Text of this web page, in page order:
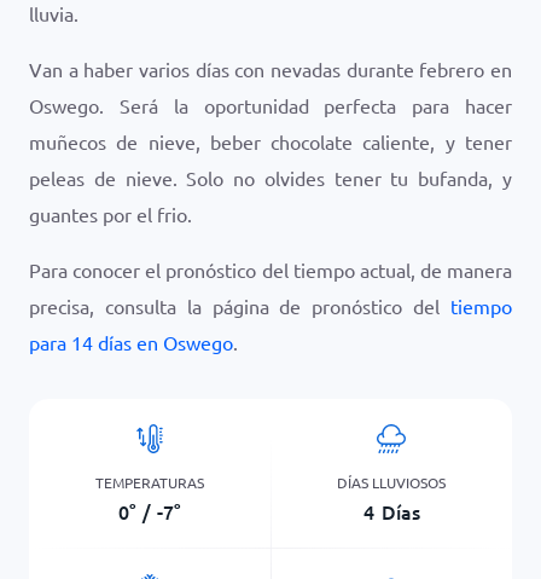
lluvia.
Van a haber varios días con nevadas durante febrero en
Oswego. Será la oportunidad perfecta para hacer
muñecos de nieve, beber chocolate caliente, y tener
peleas de nieve. Solo no olvides tener tu bufanda, y
guantes por el frio.
Para conocer el pronóstico del tiempo actual, de manera
precisa, consulta la página de pronóstico del tiempo
para 14 días en Oswego.
TEMPERATURAS
0° / -7°
DÍAS LLUVIOSOS
4 Días